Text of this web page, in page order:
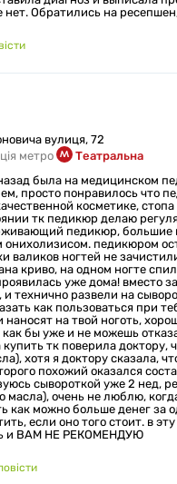
нет. Обратились на
вулиця, 72
метро
Театральна
была на медицинском
просто понравилось что
косметике, стопа
тк педикюр делаю
педикюр, большие
педикюром
валиков ногтей не
криво, на одном ногте
уже дома! вместо
и технично развели на
как пользоваться при
наносят на твой ноготь,
как бы уже и не можешь
тк поверила доктору,
хотя я доктору сказала,
похожий оказался
сывороткой уже 2 нед,
масла), очень не люблю,
как можно больше денег за
если оно того стоит. в
и ВАМ НЕ РЕКОМЕНДУЮ